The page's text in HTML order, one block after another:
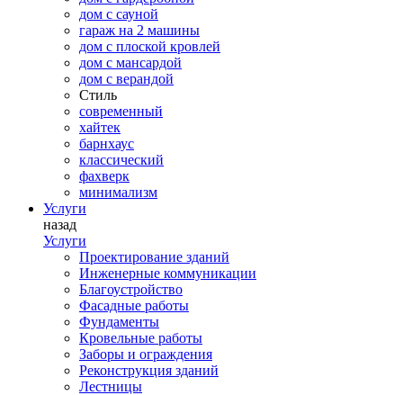
дом с сауной
гараж на 2 машины
дом с плоской кровлей
дом с мансардой
дом с верандой
Стиль
современный
хайтек
барнхаус
классический
фахверк
минимализм
Услуги
назад
Услуги
Проектирование зданий
Инженерные коммуникации
Благоустройство
Фасадные работы
Фундаменты
Кровельные работы
Заборы и ограждения
Реконструкция зданий
Лестницы